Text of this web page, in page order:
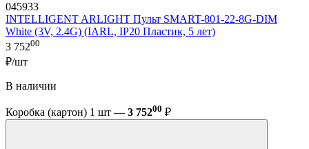
045933
INTELLIGENT ARLIGHT Пульт SMART-801-22-8G-DIM
White (3V, 2.4G) (IARL, IP20 Пластик, 5 лет)
3 75200
₽/шт
В наличии
Коробка (картон) 1 шт — 3 75200 ₽